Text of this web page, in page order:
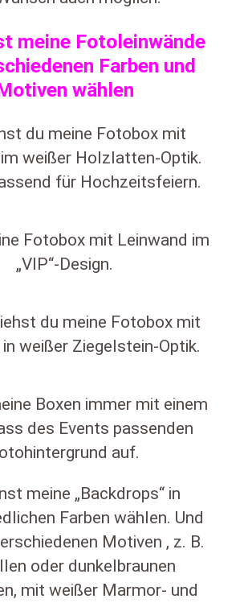
meine Fotoleinwände
Farben und
wählen
du meine Fotobox mit
weißer Holzlatten-Optik.
für Hochzeitsfeiern.
Fotobox mit Leinwand im
„VIP“-Design.
du meine Fotobox mit
weißer Ziegelstein-Optik.
Boxen immer mit einem
des Events passenden
auf.
meine „Backdrops“ in
Farben wählen. Und
Motiven , z. B.
oder dunkelbraunen
mit weißer Marmor- und